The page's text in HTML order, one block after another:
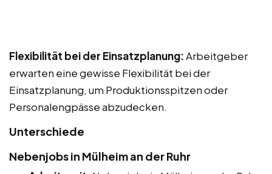
Flexibilität bei der Einsatzplanung:Arbeitgeber
erwarten eine gewisse Flexibilität bei der
Einsatzplanung, um Produktionsspitzen oder
Personalengpässe abzudecken.
Unterschiede
Nebenjobs in Mülheim an der Ruhr